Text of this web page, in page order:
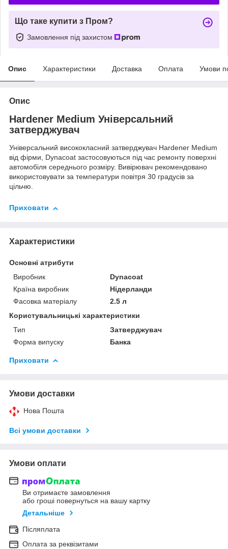
Що таке купити з Пром?
Замовлення під захистом
Опис Характеристики Доставка Оплата Умови
Опис
Hardener Medium Універсальний
затверджувач
Універсальний висококласний затверджувач Hardener Medium
від фірми, Dynacoat застосовуються під час ремонту поверхні
автомобіля середнього розміру. Вивірювач рекомендовано
використовувати за температури повітря 30 градусів за
цільчю.
Приховати
Характеристики
Основні атрибути
Виробник
Dynacoat
Країна виробник
Нідерланди
Фасовка матеріалу
2.5 л
Користувальницькі характеристики
Тип
Затверджувач
Форма випуску
Банка
Приховати
Умови доставки
Нова Пошта
Всі умови доставки
Умови оплати
Ви отримаєте замовлення
або гроші повернуться на вашу картку
Детальніше
Післяплата
Оплата за реквізитами